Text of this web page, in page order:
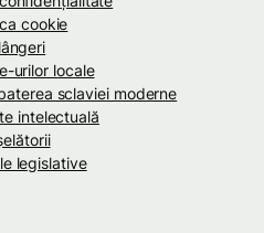
cookie
urilor locale
sclaviei moderne
intelectuală
legislative